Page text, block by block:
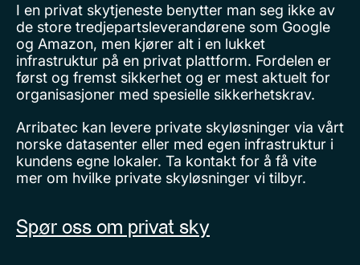
I en privat skytjeneste benytter man seg ikke av
de store tredjepartsleverandørene som Google
og Amazon, men kjører alt i en lukket
infrastruktur på en privat plattform. Fordelen er
først og fremst sikkerhet og er mest aktuelt for
organisasjoner med spesielle sikkerhetskrav.
Arribatec kan levere private skyløsninger via vårt
norske datasenter eller med egen infrastruktur i
kundens egne lokaler. Ta kontakt for å få vite
mer om hvilke private skyløsninger vi tilbyr.
Spør oss om privat sky